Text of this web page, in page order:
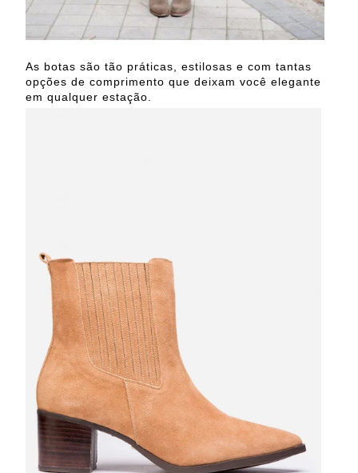
As botas são tão práticas, estilosas e com tantas
opções de comprimento que deixam você elegante
em qualquer estação.